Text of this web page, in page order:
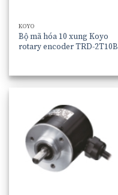
KOYO
Bộ mã hóa 10 xung Koyo
rotary encoder TRD-2T10B